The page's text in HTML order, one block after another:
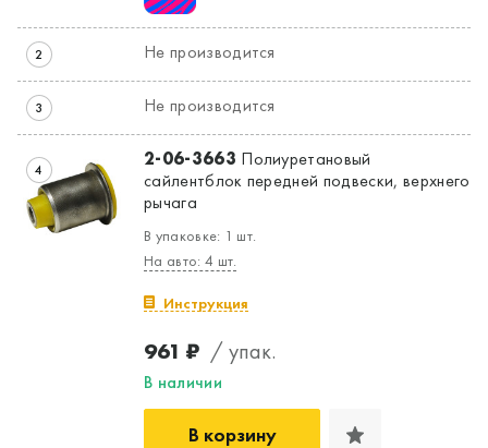
2 Не производится
3 Не производится
4 2-06-3663 Полиуретановый
сайлентблок передней подвески, верхнего
рычага
В упаковке: 1 шт.
На авто: 4 шт.
Инструкция
961 ₽ / упак.
В наличии
В корзину